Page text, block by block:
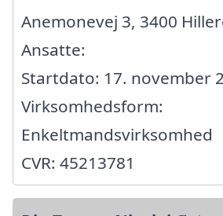
Anemonevej 3, 3400
Ansatte:
Startdato: 17. november
Virksomhedsform:
Enkeltmandsvirksomhed
CVR: 45213781